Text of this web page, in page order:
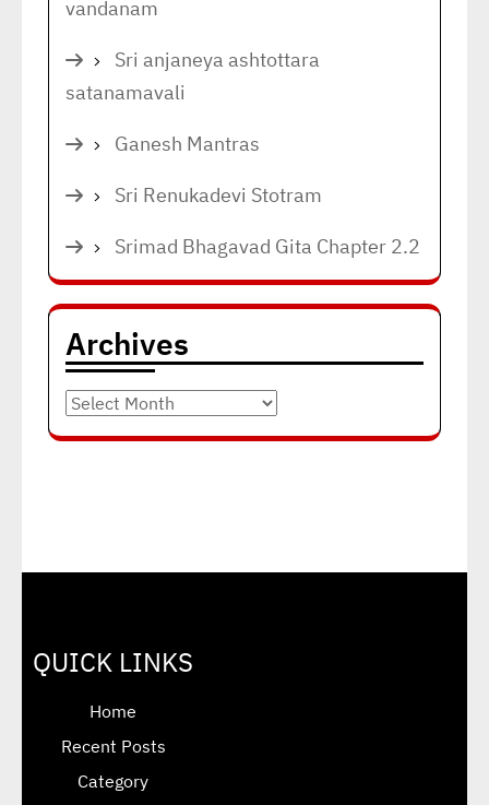
vandanam
Sri anjaneya ashtottara
satanamavali
Ganesh Mantras
Sri Renukadevi Stotram
Srimad Bhagavad Gita Chapter 2.2
Archives
Archives
QUICK LINKS
Home
Recent Posts
Category